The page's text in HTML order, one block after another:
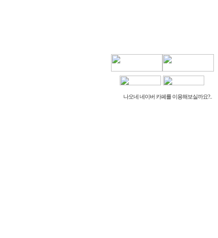
나오네 네이버 카페를 이용해보실까요?..